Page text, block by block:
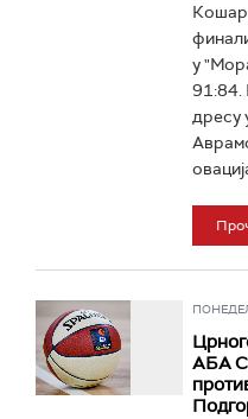
у
91:84.
дресу
АБА